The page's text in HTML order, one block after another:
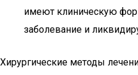
имеют клиническую
заболевание и
Хирургические методы